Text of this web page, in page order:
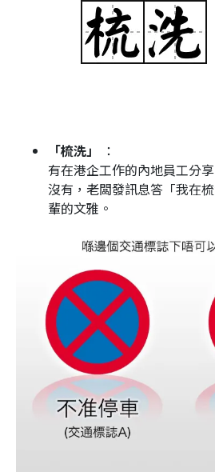
「梳洗」
：
有在港企工作的內地員工分
沒有，老闆發訊息答「我在
輩的文雅。